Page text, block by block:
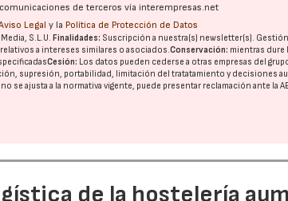
de terceros vía interempresas.net
Legal y la Política de Protección de Datos
S.L.U. Finalidades: Suscripción a nuestra(s) newsletter(s).
a intereses similares o asociados.Conservación: mientras dure
Cesión: Los datos pueden cederse a otras empresas del
supresión, portabilidad, limitación del tratatamiento y decisiones
se ajusta a la normativa vigente, puede presentar reclamación ante la
de la hostelería